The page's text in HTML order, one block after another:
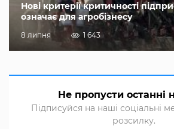
Нові критерії критичності
означає для агробізнесу
8 липня 1 643
Не пропусти останні
Підписуйся на наші соціальні
розсилку.